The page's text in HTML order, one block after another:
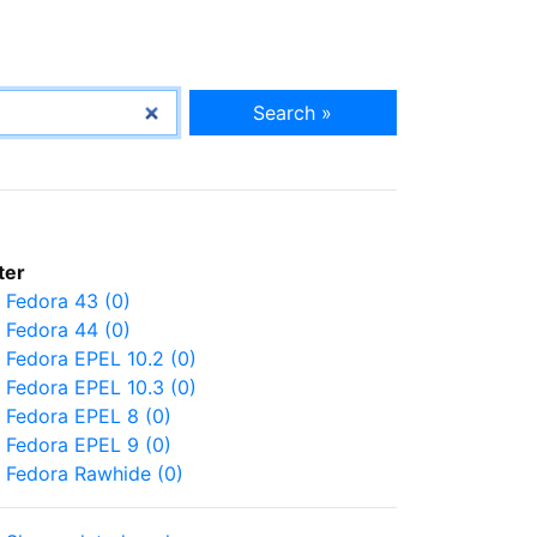
Search »
Fedora 43 (0)
Fedora 44 (0)
Fedora EPEL 10.2 (0)
Fedora EPEL 10.3 (0)
Fedora EPEL 8 (0)
Fedora EPEL 9 (0)
Fedora Rawhide (0)